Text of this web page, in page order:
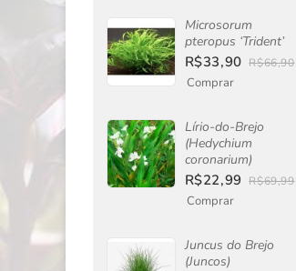
Microsorum
pteropus ‘Trident’
R$33,90 R$66,90
Comprar
Lírio-do-Brejo
(Hedychium
coronarium)
R$22,99 R$69,99
Comprar
Juncus do Brejo
(Juncos)